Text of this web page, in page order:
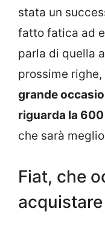
stata un
fatto fatica ad
parla di quella
prossime righe,
grande
riguarda la
che sarà
Fiat, che